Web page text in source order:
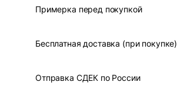
Примерка перед покупкой
Бесплатная доставка (при покупке)
Отправка СДЕК по России